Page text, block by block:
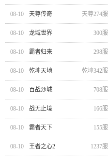
08-10 天尊传奇 天尊274服
08-10 龙域世界 300服
08-10 霸者归来 298服
08-10 乾坤天地 乾坤342服
08-10 百战沙城 708服
08-10 战无止境 166服
08-10 霸者天下 155服
08-10 王者之心2 1237服